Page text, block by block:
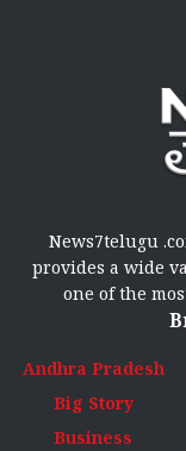
News7telugu
provides a wide
one of the
Andhra Pradesh
Big Story
Business